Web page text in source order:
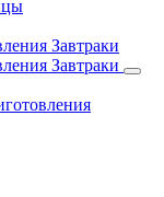
Завтраки
Завтраки